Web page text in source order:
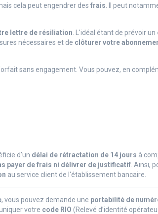
cela peut engendrer des frais . Il peut
lettre de résiliation . L'idéal étant de prévoir un
nécessaires et de clôturer votre
sans engagement. Vous pouvez, en
d’un délai de rétractation de 14 jours à
payer de frais ni délivrer de justificatif . Ainsi,
au service client de l'établissement bancaire.
, vous pouvez demande une portabilité de
votre code RIO (Relevé d’identité